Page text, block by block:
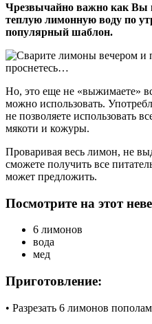
Чрезвычайно важно как Вы
теплую лимонную воду по
популярный шаблон.
Но, это еще не «выжимаете»
можно использовать.
не позволяете использовать
мякоти и кожуры.
Проваривая весь лимон, не
сможете получить все
может предложить.
Посмотрите на этот
6 лимонов
вода
мед
Приготовление:
• Разрезать 6 лимонов